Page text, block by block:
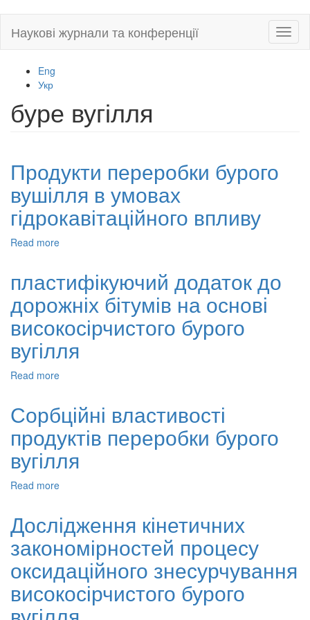
main
Наукові журнали та конференції
Eng
Укр
буре вугілля
Продукти переробки бурого
вушілля в умовах
гідрокавітаційного впливу
Read more
бурого
вушілля
в
умовах
гідрокавітаційного
впливу
пластифікуючий додаток до
дорожніх бітумів на основі
високосірчистого бурого
вугілля
Read more
до
дорожніх
бітумів
на
основі
Сорбційні властивості
продуктів переробки бурого
вугілля
Read more
продуктів
переробки
бурого
вугілля
Дослідження кінетичних
закономірностей процесу
оксидаційного знесурчування
високосірчистого бурого